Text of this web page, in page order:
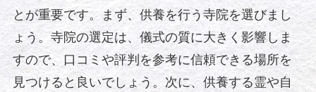
とが重要です。まず、供養を行う寺院を選びまし
ょう。寺院の選定は、儀式の質に大きく影響しま
すので、口コミや評判を参考に信頼できる場所を
見つけると良いでしょう。次に、供養する霊や自